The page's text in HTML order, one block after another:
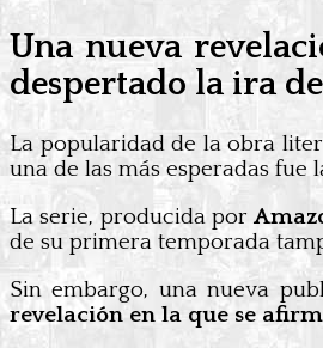
Una nueva
despertado la ira
La popularidad de la obra
una de las más esperadas fue
La serie, producida por
de su primera temporada
Sin embargo, una nueva
revelación en la que se